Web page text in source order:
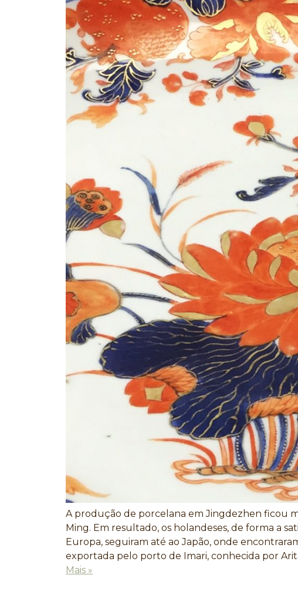
A produção de porcelana em Jingdezhen ficou
Ming. Em resultado, os holandeses, de forma a
Europa, seguiram até ao Japão, onde
exportada pelo porto de Imari, conhecida por
Mais »